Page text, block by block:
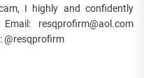
I highly and confidently
resqprofirm@aol.com
@resqprofirm